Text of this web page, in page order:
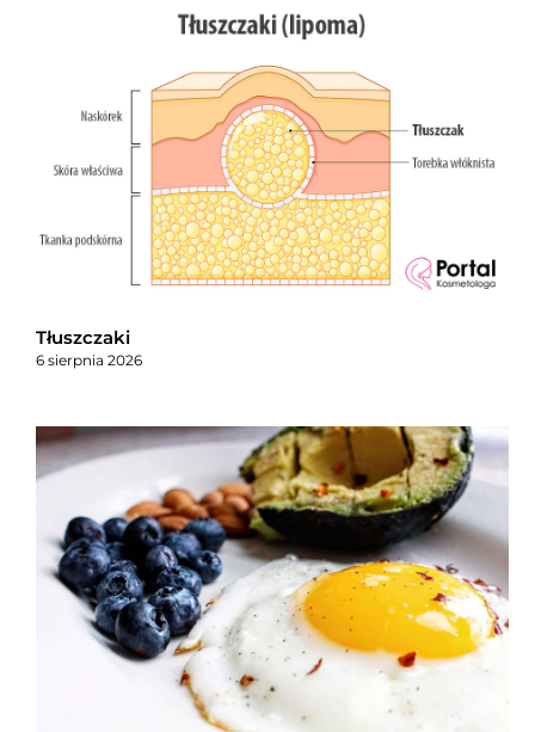
Tłuszczaki
6 sierpnia 2026